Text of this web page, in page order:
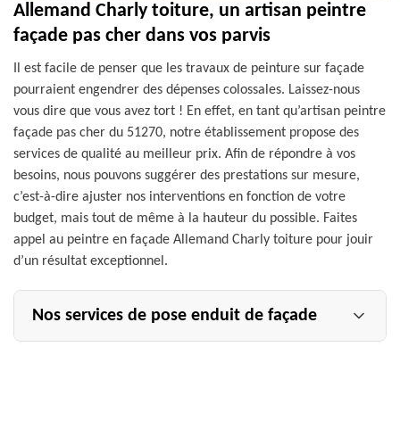
Allemand Charly toiture, un artisan peintre
façade pas cher dans vos parvis
Il est facile de penser que les travaux de peinture sur façade
pourraient engendrer des dépenses colossales. Laissez-nous
vous dire que vous avez tort ! En effet, en tant qu’artisan peintre
façade pas cher du 51270, notre établissement propose des
services de qualité au meilleur prix. Afin de répondre à vos
besoins, nous pouvons suggérer des prestations sur mesure,
c’est-à-dire ajuster nos interventions en fonction de votre
budget, mais tout de même à la hauteur du possible. Faites
appel au peintre en façade Allemand Charly toiture pour jouir
d’un résultat exceptionnel.
Nos services de pose enduit de façade